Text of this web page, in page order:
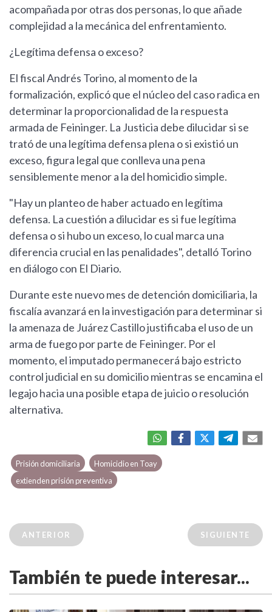
acompañada por otras dos personas, lo que añade
complejidad a la mecánica del enfrentamiento.
¿Legítima defensa o exceso?
El fiscal Andrés Torino, al momento de la
formalización, explicó que el núcleo del caso radica en
determinar la proporcionalidad de la respuesta
armada de Feininger. La Justicia debe dilucidar si se
trató de una legítima defensa plena o si existió un
exceso, figura legal que conlleva una pena
sensiblemente menor a la del homicidio simple.
"Hay un planteo de haber actuado en legítima
defensa. La cuestión a dilucidar es si fue legítima
defensa o si hubo un exceso, lo cual marca una
diferencia crucial en las penalidades", detalló Torino
en diálogo con El Diario.
Durante este nuevo mes de detención domiciliaria, la
fiscalía avanzará en la investigación para determinar si
la amenaza de Juárez Castillo justificaba el uso de un
arma de fuego por parte de Feininger. Por el
momento, el imputado permanecerá bajo estricto
control judicial en su domicilio mientras se encamina el
legajo hacia una posible etapa de juicio o resolución
alternativa.
Prisión domiciliaria
Homicidio en Toay
extienden prisión preventiva
ANTERIOR SIGUIENTE
También te puede interesar...